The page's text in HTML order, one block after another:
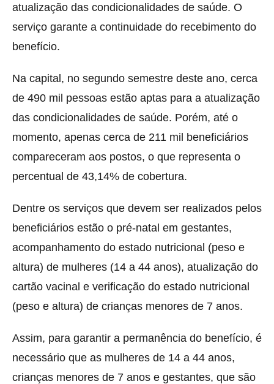
atualização das condicionalidades de saúde. O
serviço garante a continuidade do recebimento do
benefício.
Na capital, no segundo semestre deste ano, cerca
de 490 mil pessoas estão aptas para a atualização
das condicionalidades de saúde. Porém, até o
momento, apenas cerca de 211 mil beneficiários
compareceram aos postos, o que representa o
percentual de 43,14% de cobertura.
Dentre os serviços que devem ser realizados pelos
beneficiários estão o pré-natal em gestantes,
acompanhamento do estado nutricional (peso e
altura) de mulheres (14 a 44 anos), atualização do
cartão vacinal e verificação do estado nutricional
(peso e altura) de crianças menores de 7 anos.
Assim, para garantir a permanência do benefício, é
necessário que as mulheres de 14 a 44 anos,
crianças menores de 7 anos e gestantes, que são